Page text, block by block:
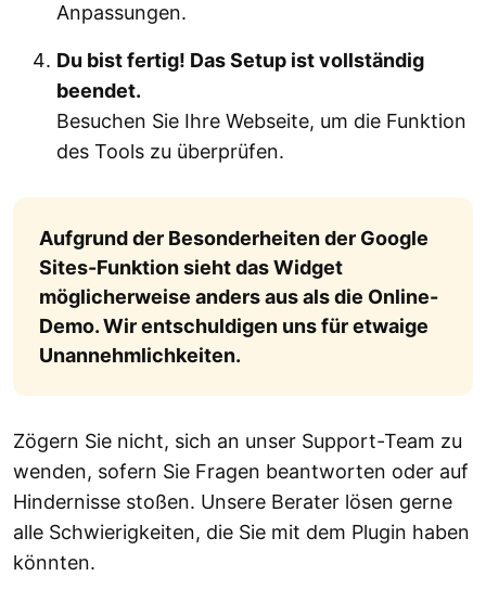
Anpassungen.
Du bist fertig! Das Setup ist vollständig
beendet.
Besuchen Sie Ihre Webseite, um die Funktion
des Tools zu überprüfen.
Aufgrund der Besonderheiten der Google
Sites-Funktion sieht das Widget
möglicherweise anders aus als die Online-
Demo. Wir entschuldigen uns für etwaige
Unannehmlichkeiten.
Zögern Sie nicht, sich an unser Support-Team zu
wenden, sofern Sie Fragen beantworten oder auf
Hindernisse stoßen. Unsere Berater lösen gerne
alle Schwierigkeiten, die Sie mit dem Plugin haben
könnten.